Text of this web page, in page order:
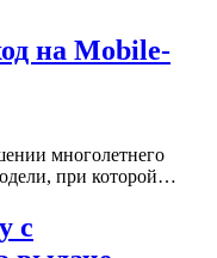
на Mobile-
многолетнего
при которой…
с